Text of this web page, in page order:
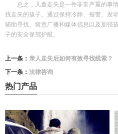
总之，儿童走失是一件非常严重的事
找走失的孩子。通过保持冷静、报警、发
辅助寻找、留意广播和媒体信息以及加强
子的安全保驾护航。
上一条： 亲人走失后如何有效寻找线索？
下一条： 法律咨询
热门产品